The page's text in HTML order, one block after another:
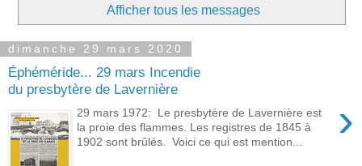
Afficher tous les messages
dimanche 29 mars 2020
Éphéméride... 29 mars Incendie
du presbytère de Lavernière
›
29 mars 1972: Le presbytère de Lavernière est
la proie des flammes. Les registres de 1845 à
1902 sont brûlés. Voici ce qui est mention...